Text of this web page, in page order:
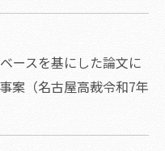
ースを基にした論文に
案（名古屋高裁令和7年